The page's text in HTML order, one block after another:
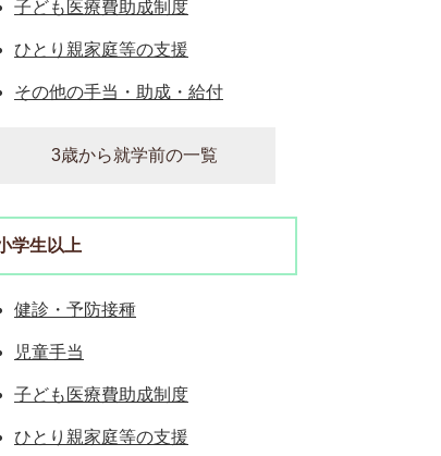
子ども医療費助成制度
ひとり親家庭等の支援
その他の手当・助成・給付
3歳から就学前の一覧
学生以上
健診・予防接種
児童手当
子ども医療費助成制度
ひとり親家庭等の支援